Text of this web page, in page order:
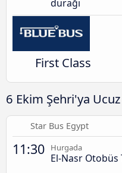
durağı
First Class
6 Ekim Şehri'ya Ucuz
Star Bus Egypt
11:30 Hurgada
El-Nasr Otobüs